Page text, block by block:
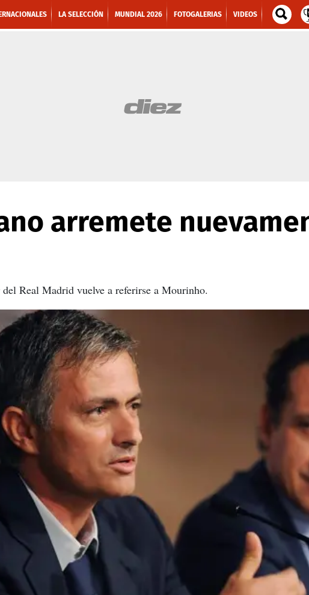
LA SELECCIÓN MUNDIAL 2026 FOTOGALERIAS VIDEOS
arremete
Real Madrid vuelve a referirse a Mourinho.